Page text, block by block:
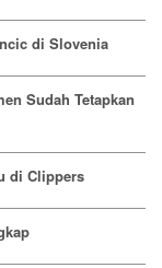
di Slovenia
Sudah Tetapkan
di Clippers